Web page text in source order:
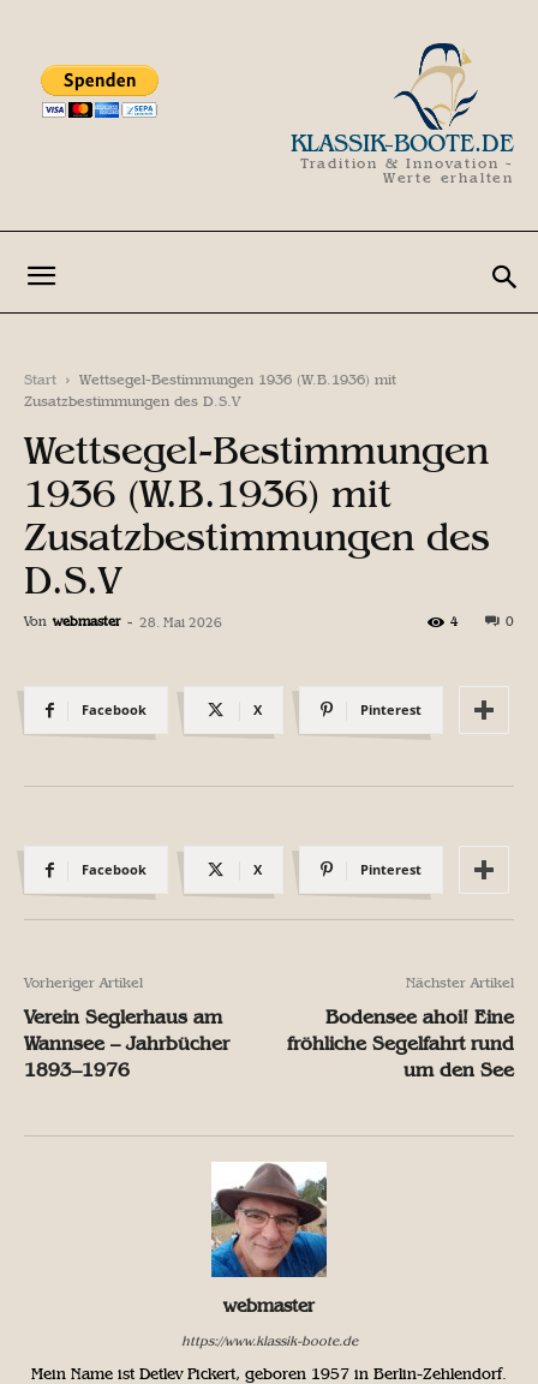
KLASSIK-BOOTE.DE
Tradition & Innovation -
Werte erhalten
Start
Wettsegel-Bestimmungen 1936 (W.B.1936) mit
Zusatzbestimmungen des D.S.V
Wettsegel-Bestimmungen
1936 (W.B.1936) mit
Zusatzbestimmungen des
D.S.V
Von webmaster - 28. Mai 2026 0
4
Facebook X Pinterest
Facebook X Pinterest
Vorheriger Artikel
Verein Seglerhaus am
Wannsee – Jahrbücher
1893–1976
Nächster Artikel
Bodensee ahoi! Eine
fröhliche Segelfahrt rund
um den See
webmaster
https://www.klassik-boote.de
Mein Name ist Detlev Pickert, geboren 1957 in Berlin-Zehlendorf.